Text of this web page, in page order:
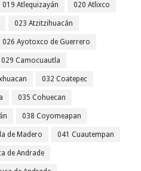
019 Atlequizayán 020 Atlixco
023 Atzitzihuacán
026 Ayotoxco de Guerrero
029 Camocuautla
032 Coatepec
035 Cohuecan
038 Coyomeapan
de Madero 041 Cuautempan
de Andrade